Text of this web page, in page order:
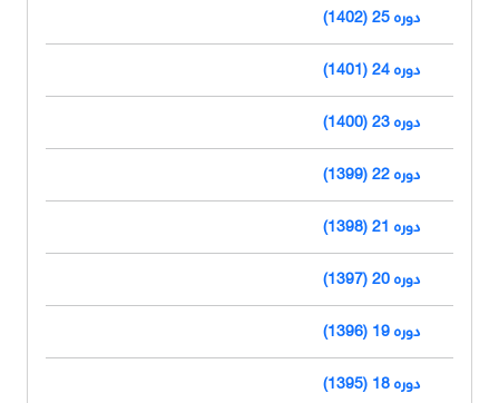
دوره 25 (1402)
دوره 24 (1401)
دوره 23 (1400)
دوره 22 (1399)
دوره 21 (1398)
دوره 20 (1397)
دوره 19 (1396)
دوره 18 (1395)